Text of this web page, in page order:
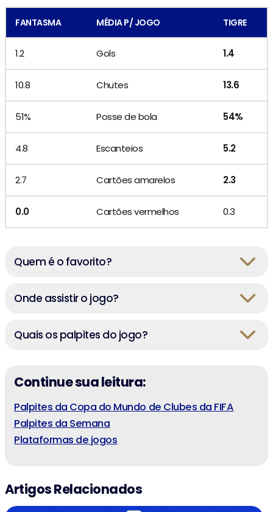
FANTASMA MÉDIA P/ JOGO TIGRE
1.2 Gols 1.4
10.8 Chutes 13.6
51% Posse de bola 54%
4.8 Escanteios 5.2
2.7 Cartões amarelos 2.3
0.0 Cartões vermelhos 0.3
Quem é o favorito?
Onde assistir o jogo?
Quais os palpites do jogo?
Continue sua leitura:
Palpites da Copa do Mundo de Clubes da FIFA
Palpites da Semana
Plataformas de jogos
Artigos Relacionados